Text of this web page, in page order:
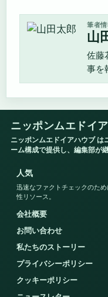
筆者情
山
佐藤
事を
ニッポンムエドイ
ニッポンムエドイアハウブ は
ーム構成で提供し、編集部が
人気
迅速なファクトチェックのた
性リソース。
会社概要
お問い合わせ
私たちのストーリー
プライバシーポリシー
クッキーポリシー